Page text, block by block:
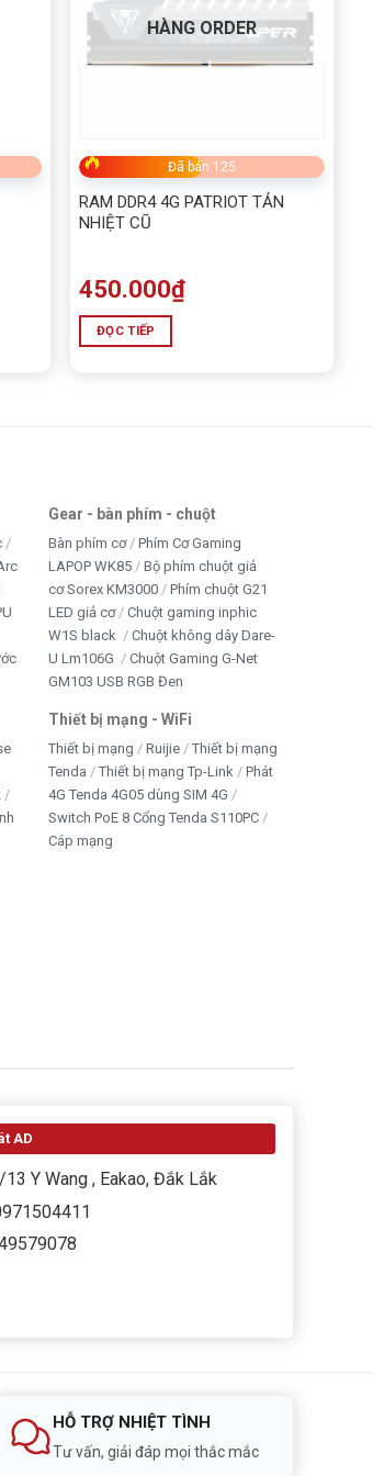
HÀNG ORDER
Đã bán 125
RAM DDR4 4G PATRIOT TẢN
NHIỆT CŨ
450.000₫
ĐỌC TIẾP
Gear - bàn phím - chuột
Bàn phím cơ
Phím Cơ Gaming
LAPOP WK85
Bộ phím chuột giả
cơ Sorex KM3000
Phím chuột G21
LED giả cơ
Chuột gaming inphic
W1S black
Chuột không dây Dare-
U Lm106G
Chuột Gaming G-Net
GM103 USB RGB Đen
Thiết bị mạng - WiFi
Thiết bị mạng Ruijie
Thiết bị mạng
Tenda
Thiết bị mạng Tp-Link
Phát
4G Tenda 4G05 dùng SIM 4G
Switch PoE 8 Cổng Tenda S110PC
Cáp mạng
AD
Y Wang , Eakao, Đắk Lắk
HỖ TRỢ NHIỆT TÌNH
Tư vấn, giải đáp mọi thắc mắc